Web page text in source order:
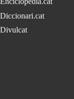
Diccionari.cat
Divulcat